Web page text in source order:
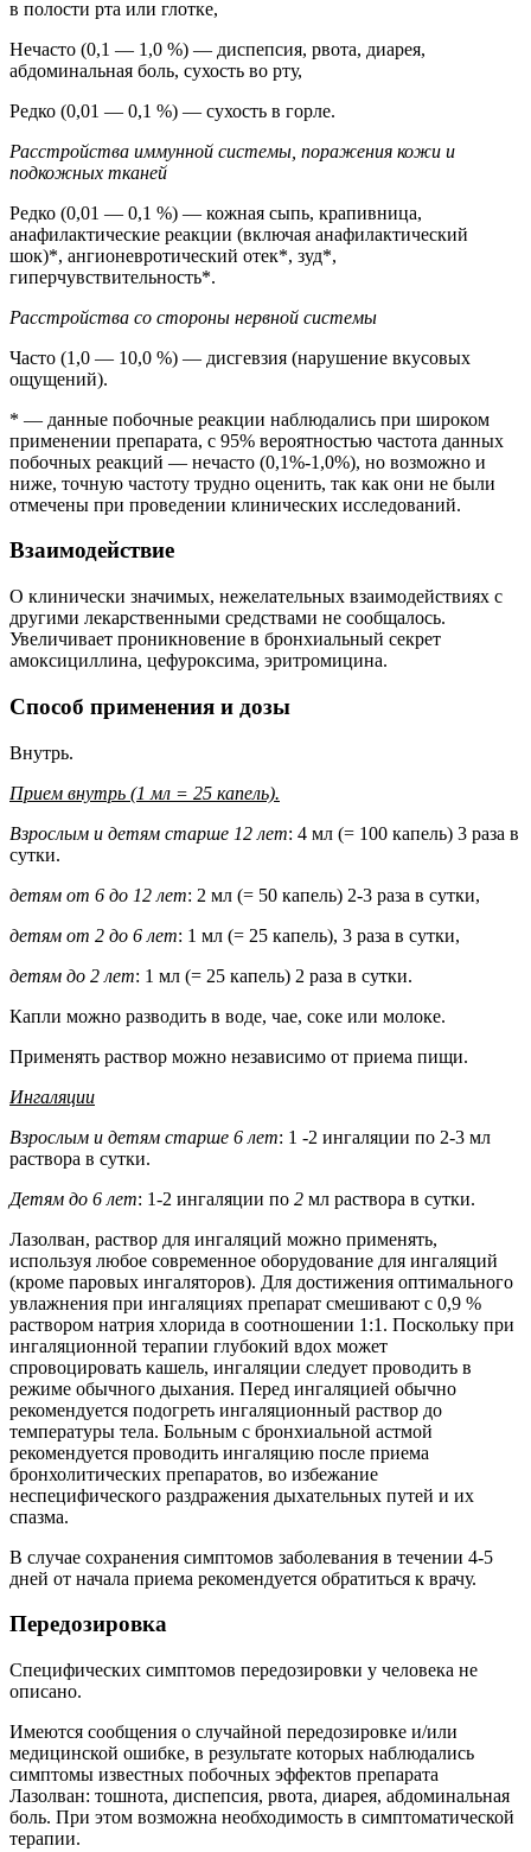
в полости рта или глотке,
Нечасто (0,1 — 1,0 %) — диспепсия, рвота, диарея,
абдоминальная боль, сухость во рту,
Редко (0,01 — 0,1 %) — сухость в горле.
Расстройства иммунной системы, поражения кожи и
подкожных тканей
Редко (0,01 — 0,1 %) — кожная сыпь, крапивница,
анафилактические реакции (включая анафилактический
шок)*, ангионевротический отек*, зуд*,
гиперчувствительность*.
Расстройства со стороны нервной системы
Часто (1,0 — 10,0 %) — дисгевзия (нарушение вкусовых
ощущений).
* — данные побочные реакции наблюдались при широком
применении препарата, с 95% вероятностью частота данных
побочных реакций — нечасто (0,1%-1,0%), но возможно и
ниже, точную частоту трудно оценить, так как они не были
отмечены при проведении клинических исследований.
Взаимодействие
О клинически значимых, нежелательных взаимодействиях с
другими лекарственными средствами не сообщалось.
Увеличивает проникновение в бронхиальный секрет
амоксициллина, цефуроксима, эритромицина.
Способ применения и дозы
Внутрь.
Прием внутрь (1 мл = 25 капель).
Взрослым и детям старше 12 лет: 4 мл (= 100 капель) 3 раза в
сутки.
детям от 6 до 12 лет: 2 мл (= 50 капель) 2-3 раза в сутки,
детям от 2 до 6 лет: 1 мл (= 25 капель), 3 раза в сутки,
детям до 2 лет: 1 мл (= 25 капель) 2 раза в сутки.
Капли можно разводить в воде, чае, соке или молоке.
Применять раствор можно независимо от приема пищи.
Ингаляции
Взрослым и детям старше 6 лет: 1 -2 ингаляции по 2-3 мл
раствора в сутки.
Детям до 6 лет: 1-2 ингаляции по 2 мл раствора в сутки.
Лазолван, раствор для ингаляций можно применять,
используя любое современное оборудование для ингаляций
(кроме паровых ингаляторов). Для достижения оптимального
увлажнения при ингаляциях препарат смешивают с 0,9 %
раствором натрия хлорида в соотношении 1:1. Поскольку при
ингаляционной терапии глубокий вдох может
спровоцировать кашель, ингаляции следует проводить в
режиме обычного дыхания. Перед ингаляцией обычно
рекомендуется подогреть ингаляционный раствор до
температуры тела. Больным с бронхиальной астмой
рекомендуется проводить ингаляцию после приема
бронхолитических препаратов, во избежание
неспецифического раздражения дыхательных путей и их
спазма.
В случае сохранения симптомов заболевания в течении 4-5
дней от начала приема рекомендуется обратиться к врачу.
Передозировка
Специфических симптомов передозировки у человека не
описано.
Имеются сообщения о случайной передозировке и/или
медицинской ошибке, в результате которых наблюдались
симптомы известных побочных эффектов препарата
Лазолван: тошнота, диспепсия, рвота, диарея, абдоминальная
боль. При этом возможна необходимость в симптоматической
терапии.